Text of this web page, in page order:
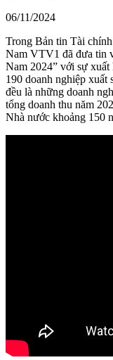
06/11/2024
Trong Bản tin Tài
Nam VTV1 đã đưa tin
Nam 2024” với sự
190 doanh nghiệp
đều là những doanh
tổng doanh thu năm
Nhà nước khoảng 150